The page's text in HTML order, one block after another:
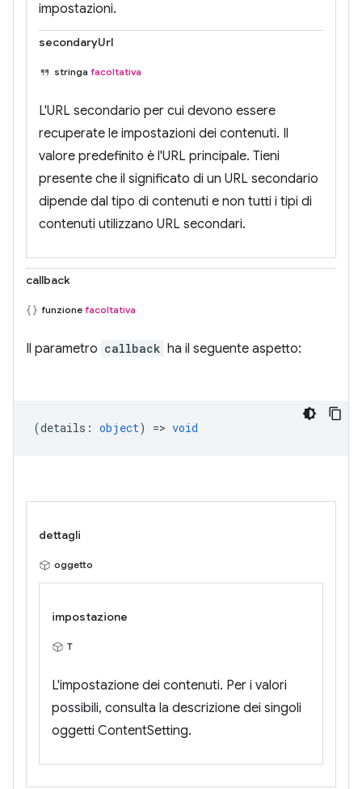
impostazioni.
secondaryUrl
stringa facoltativa
L'URL secondario per cui devono essere
recuperate le impostazioni dei contenuti. Il
valore predefinito è l'URL principale. Tieni
presente che il significato di un URL secondario
dipende dal tipo di contenuti e non tutti i tipi di
contenuti utilizzano URL secondari.
callback
funzione facoltativa
Il parametro callback ha il seguente aspetto:
(details : object) => void
dettagli
oggetto
impostazione
T
L'impostazione dei contenuti. Per i valori
possibili, consulta la descrizione dei singoli
oggetti ContentSetting.